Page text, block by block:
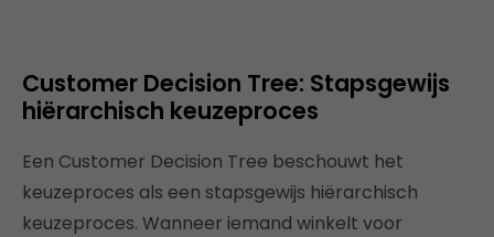
Customer Decision Tree: Stapsgewijs
hiërarchisch keuzeproces
Een Customer Decision Tree beschouwt het
keuzeproces als een stapsgewijs hiërarchisch
keuzeproces. Wanneer iemand winkelt voor